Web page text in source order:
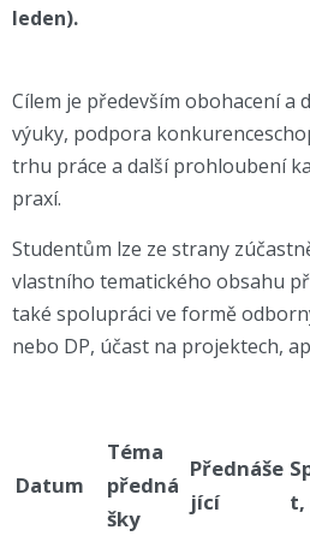
leden).
Cílem je především obohacení a
výuky, podpora
trhu práce a další prohloubení
praxí.
Studentům lze ze strany
vlastního tematického obsahu
také spolupráci ve formě
nebo DP, účast na projektech,
Datum
Téma
předná
šky
Přednáše
jící
t,